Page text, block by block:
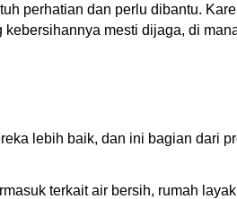
perhatian dan perlu dibantu.
mesti dijaga, di
lebih baik, dan ini bagian dari
terkait air bersih, rumah